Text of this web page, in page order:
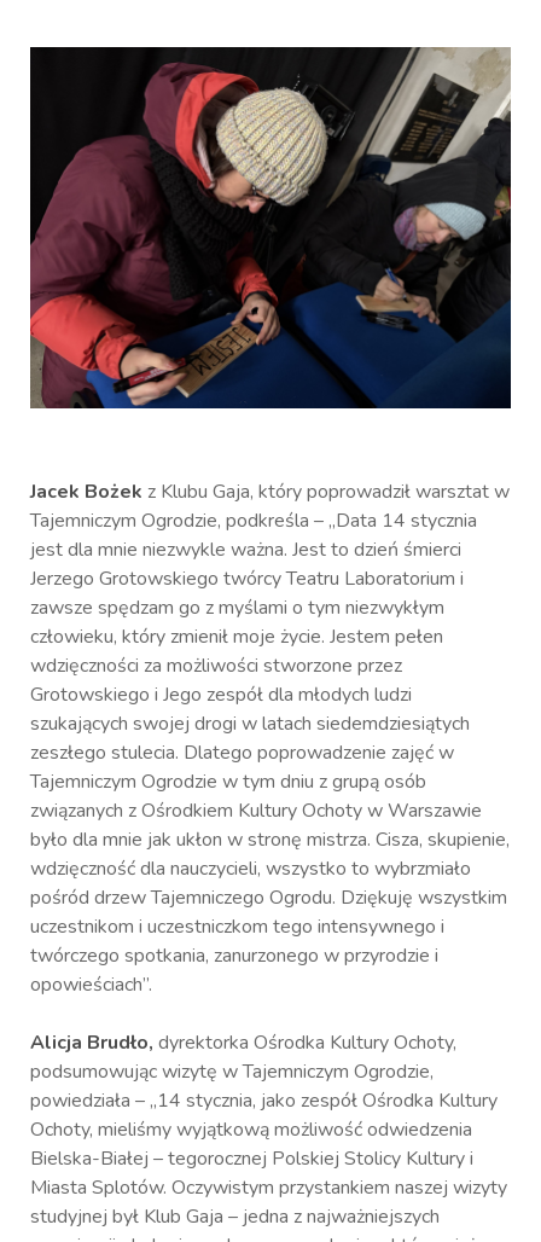
Jacek Bożek z Klubu Gaja, który poprowadził warsztat w
Tajemniczym Ogrodzie, podkreśla – „Data 14 stycznia
jest dla mnie niezwykle ważna. Jest to dzień śmierci
Jerzego Grotowskiego twórcy Teatru Laboratorium i
zawsze spędzam go z myślami o tym niezwykłym
człowieku, który zmienił moje życie. Jestem pełen
wdzięczności za możliwości stworzone przez
Grotowskiego i Jego zespół dla młodych ludzi
szukających swojej drogi w latach siedemdziesiątych
zeszłego stulecia. Dlatego poprowadzenie zajęć w
Tajemniczym Ogrodzie w tym dniu z grupą osób
związanych z Ośrodkiem Kultury Ochoty w Warszawie
było dla mnie jak ukłon w stronę mistrza. Cisza, skupienie,
wdzięczność dla nauczycieli, wszystko to wybrzmiało
pośród drzew Tajemniczego Ogrodu. Dziękuję wszystkim
uczestnikom i uczestniczkom tego intensywnego i
twórczego spotkania, zanurzonego w przyrodzie i
opowieściach”.
Alicja Brudło, dyrektorka Ośrodka Kultury Ochoty,
podsumowując wizytę w Tajemniczym Ogrodzie,
powiedziała – „14 stycznia, jako zespół Ośrodka Kultury
Ochoty, mieliśmy wyjątkową możliwość odwiedzenia
Bielska-Białej – tegorocznej Polskiej Stolicy Kultury i
Miasta Splotów. Oczywistym przystankiem naszej wizyty
studyjnej był Klub Gaja – jedna z najważniejszych